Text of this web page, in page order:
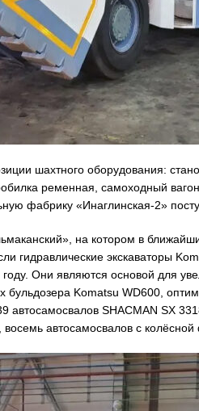
шахтного оборудования:
ременная, самоходный
фабрику «Инаглинская-2»
на котором в
гидравлические экскаваторы
Они являются основой для
бульдозера Komatsu WD600,
автосамосвалов SHACMAN SX
автосамосвалов с